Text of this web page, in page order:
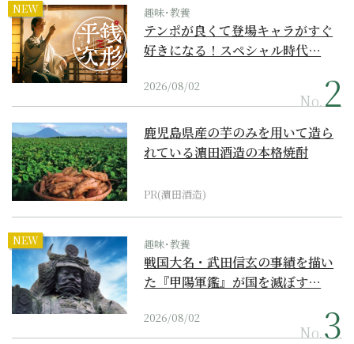
NEW 趣味･教養
テンポが良くて登場キャラがすぐ
好きになる！スペシャル時代…
2026/08/02
No.
鹿児島県産の芋のみを用いて造ら
れている濵田酒造の本格焼酎
PR(濵田酒造)
NEW 趣味･教養
戦国大名・武田信玄の事績を描い
た『甲陽軍鑑』が国を滅ぼす…
2026/08/02
No.